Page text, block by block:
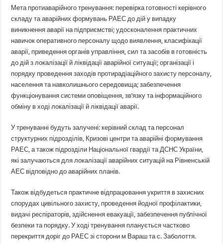
Мета протиаварійного тренування: перевірка готовності керівного
складу та аварійних формувань РАЕС до дій у випадку
виникнення аварії на підприємстві; удосконалення практичних
навичок оперативного персоналу щодо виявлення, класифікації
аварії, приведення органів управління, сил та засобів в готовність
до дій з локалізації й ліквідації аварійної ситуації; організації і
порядку проведення заходів протирадіаційного захисту персоналу,
населення та навколишнього середовища; забезпечення
функціонування системи оповіщення, зв’язку та інформаційного
обміну в ході локалізації й ліквідації аварії.
У тренуванні будуть залучені: керівний склад та персонал
структурних підрозділів, Кризові центри та аварійні формування
РАЕС, а також підрозділи Національної гвардії та ДСНС України,
які залучаються для локалізації аварійних ситуацій на Рівненській
АЕС відповідно до аварійних планів.
Також відбудеться практичне відпрацювання укриття в захисних
спорудах цивільного захисту, проведення йодної профілактики,
видачі респіраторів, здійснення евакуації, забезпечення публічної
безпеки та порядку. У ході тренування планується частково
перекриття доріг до РАЕС зі сторони м Вараш та с. Заболоття.